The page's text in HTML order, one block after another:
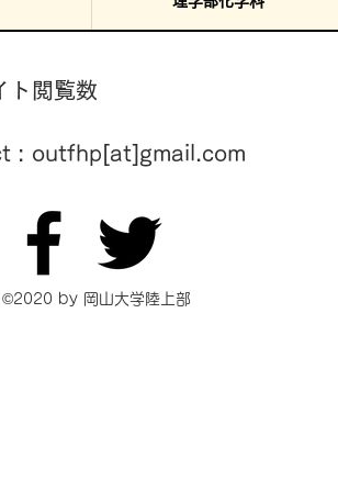
ト閲覧数
: outfhp[at]gmail.com
©2020 by 岡山大学陸上部